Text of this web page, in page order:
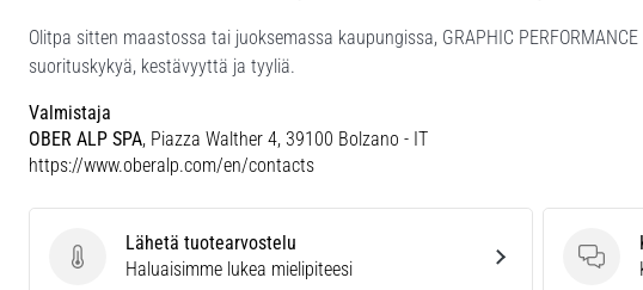
Olitpa sitten maastossa tai juoksemassa kaupungissa, GRAPHIC
suorituskykyä, kestävyyttä ja tyyliä.
Valmistaja
OBER ALP SPA, Piazza Walther 4, 39100 Bolzano - IT
https://www.oberalp.com/en/contacts
Lähetä tuotearvostelu
Lähetä tuotearvostelu
Haluaisimme lukea mielipiteesi